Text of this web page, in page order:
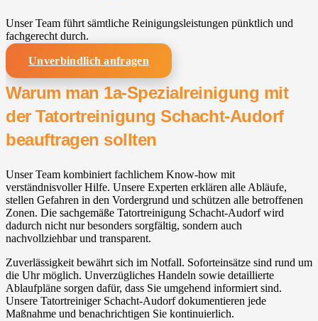
Unser Team führt sämtliche Reinigungsleistungen pünktlich und
fachgerecht durch.
Unverbindlich anfragen
Warum man 1a-Spezialreinigung mit
der Tatortreinigung Schacht-Audorf
beauftragen sollten
Unser Team kombiniert fachlichem Know-how mit
verständnisvoller Hilfe. Unsere Experten erklären alle Abläufe,
stellen Gefahren in den Vordergrund und schützen alle betroffenen
Zonen. Die sachgemäße Tatortreinigung Schacht-Audorf wird
dadurch nicht nur besonders sorgfältig, sondern auch
nachvollziehbar und transparent.
Zuverlässigkeit bewährt sich im Notfall. Soforteinsätze sind rund um
die Uhr möglich. Unverzügliches Handeln sowie detaillierte
Ablaufpläne sorgen dafür, dass Sie umgehend informiert sind.
Unsere Tatortreiniger Schacht-Audorf dokumentieren jede
Maßnahme und benachrichtigen Sie kontinuierlich.